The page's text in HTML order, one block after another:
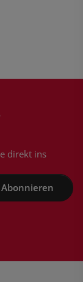
direkt ins
Abonnieren